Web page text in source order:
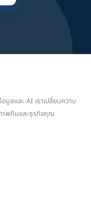
ลและ AI เราเปลี่ยนความ
าพทีมและธุรกิจคุณ